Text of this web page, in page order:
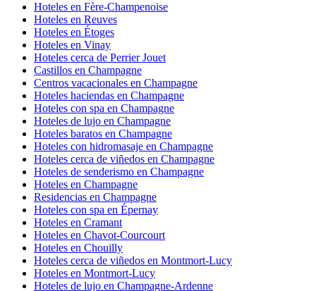
Hoteles en Fère-Champenoise
Hoteles en Reuves
Hoteles en Étoges
Hoteles en Vinay
Hoteles cerca de Perrier Jouet
Castillos en Champagne
Centros vacacionales en Champagne
Hoteles haciendas en Champagne
Hoteles con spa en Champagne
Hoteles de lujo en Champagne
Hoteles baratos en Champagne
Hoteles con hidromasaje en Champagne
Hoteles cerca de viñedos en Champagne
Hoteles de senderismo en Champagne
Hoteles en Champagne
Residencias en Champagne
Hoteles con spa en Épernay
Hoteles en Cramant
Hoteles en Chavot-Courcourt
Hoteles en Chouilly
Hoteles cerca de viñedos en Montmort-Lucy
Hoteles en Montmort-Lucy
Hoteles de lujo en Champagne-Ardenne